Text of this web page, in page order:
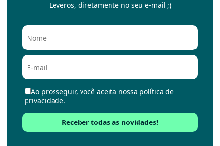
Leveros, diretamente no seu e-mail ;)
Ao prosseguir, você aceita nossa política de
privacidade.